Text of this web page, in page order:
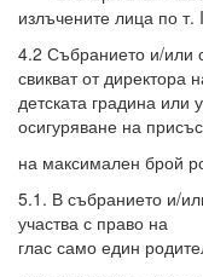
излъчените лица по т.
4.2 Събранието и/или
свикват от директора
детската градина
осигуряване на
на максимален брой
5.1. В събранието и/
участва с право на
глас само един